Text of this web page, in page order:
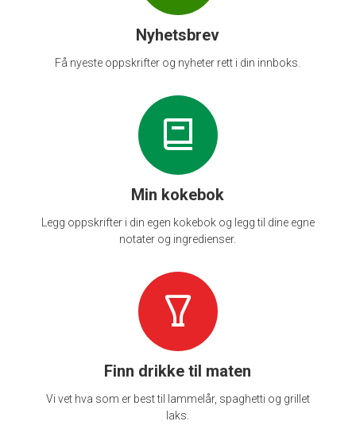
Nyhetsbrev
Få nyeste oppskrifter og nyheter rett i din innboks.
Min kokebok
Legg oppskrifter i din egen kokebok og legg til dine egne
notater og ingredienser.
Finn drikke til maten
Vi vet hva som er best til lammelår, spaghetti og grillet
laks.